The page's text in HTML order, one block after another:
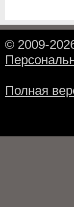
© 2009-
Полная